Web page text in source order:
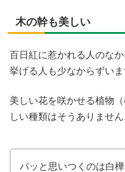
木の幹も美しい
百日紅に惹かれる人のな
挙げる人も少なからずいま
美しい花を咲かせる植物
しい種類はそうありません
パッと思いつくのは白